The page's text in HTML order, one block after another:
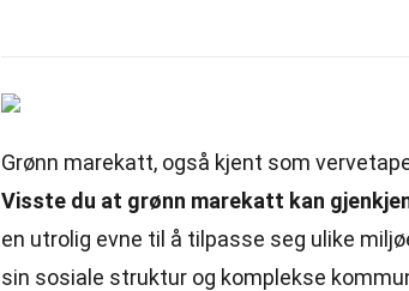
Grønn marekatt, også kjent som
Visste du at grønn marekatt kan
en utrolig evne til å tilpasse seg ulike
sin sosiale struktur og komplekse